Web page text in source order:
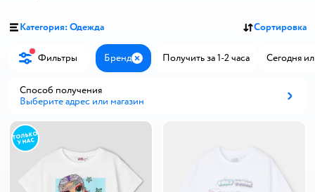
Категория: Одежда Сортировка
Фильтры Бренд ЗакрытьПолучить за 1-2 часа Сегодня
Способ получения
Выберите адрес или магазин